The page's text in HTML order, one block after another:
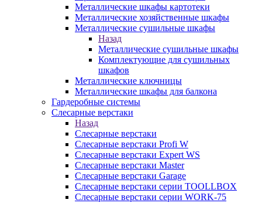
Металлические шкафы картотеки
Металлические хозяйственные шкафы
Металлические сушильные шкафы
Назад
Металлические сушильные шкафы
Комплектующие для сушильных
шкафов
Металлические ключницы
Металлические шкафы для балкона
Гардеробные системы
Слесарные верстаки
Назад
Слесарные верстаки
Слесарные верстаки Profi W
Слесарные верстаки Expert WS
Слесарные верстаки Master
Слесарные верстаки Garage
Слесарные верстаки серии TOOLLBOX
Слесарные верстаки серии WORK-75